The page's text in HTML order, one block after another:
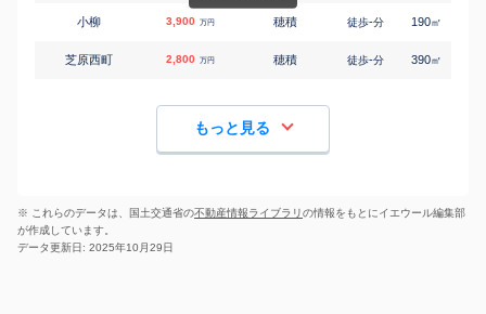
小柳 3,900 万円 穂積 徒歩-分 190㎡
芝原西町 2,800 万円 穂積 徒歩-分 390㎡
もっと見る
※ これらのデータは、国土交通省の不動産情報ライブラリの情報をもとにイエウール編集部
が作成しています。
データ更新日: 2025年10月29日